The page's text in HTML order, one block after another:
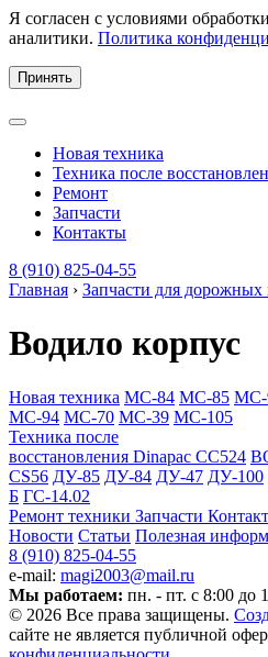
Я согласен с условиями
аналитики. Политика
Принять
Новая техника
Техника после
Ремонт
Запчасти
Контакты
8 (910) 825-04-55
Главная › Запчасти для дорожных
Водило корпус
Новая техника МС-84 МС-85 МС-
МС-94 МС-70 МС-39 МС-105
Техника после
восстановления Dinapac СС524
CS56 ДУ-85 ДУ-84 ДУ-47 ДУ-100
Б ГС-14.02
Ремонт техники Запчасти
Новости Статьи Полезная
8 (910) 825-04-55
e-mail: magi2003@mail.ru
Мы работаем: пн. - пт. с 8:00 до
© 2026 Все права защищены.
сайте не является публичной